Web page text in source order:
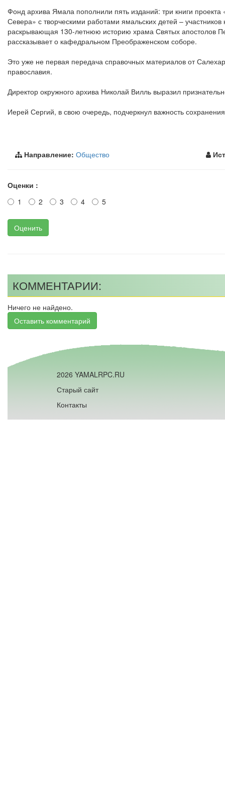
Фонд архива Ямала пополнили пять изданий: три книги
Севера» с творческими работами ямальских детей –
раскрывающая 130-летнюю историю храма Святых апостолов
рассказывает о кафедральном Преображенском соборе.
Это уже не первая передача справочных материалов от
православия.
Директор окружного архива Николай Вилль выразил
Иерей Сергий, в свою очередь, подчеркнул важность
Направление: Общество
Оценки :
1
2 3 4 5
Оценить
КОММЕНТАРИИ:
Ничего не найдено.
Оставить комментарий
2026 YAMALRPC.RU
Старый сайт
Контакты